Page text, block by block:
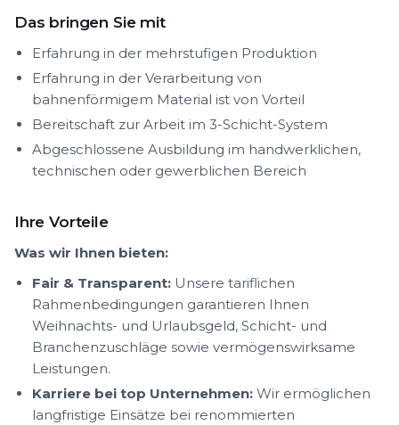
Das bringen Sie mit
Erfahrung in der mehrstufigen Produktion
Erfahrung in der Verarbeitung von
bahnenförmigem Material ist von Vorteil
Bereitschaft zur Arbeit im 3-Schicht-System
Abgeschlossene Ausbildung im handwerklichen,
technischen oder gewerblichen Bereich
Ihre Vorteile
Was wir Ihnen bieten:
Fair & Transparent: Unsere tariflichen
Rahmenbedingungen garantieren Ihnen
Weihnachts- und Urlaubsgeld, Schicht- und
Branchenzuschläge sowie vermögenswirksame
Leistungen.
Karriere bei top Unternehmen: Wir ermöglichen
langfristige Einsätze bei renommierten